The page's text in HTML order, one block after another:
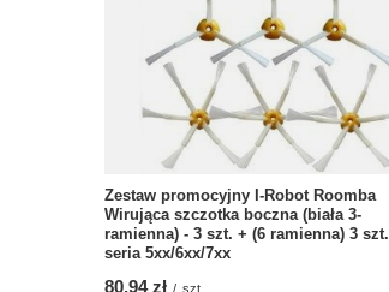
Zestaw promocyjny I-Robot Roomba
Wirująca szczotka boczna (biała 3-
ramienna) - 3 szt. + (6 ramienna) 3 szt.
seria 5xx/6xx/7xx
80,94 zł / szt.